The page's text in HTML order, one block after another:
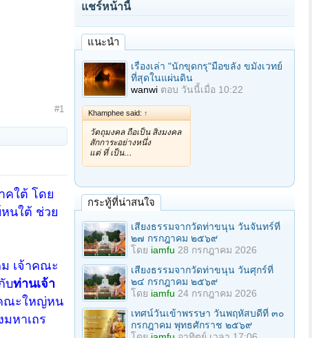
#1
คใต้ โดย
นใต้ ช่วย
เจ้าคณะ
บท่านเจ้า
ณะใหญ่หน
หาเถร
แชร์หน้านี้
แนะนำ
เรื่องเล่า "นักขุดกรุ"มือขลัง ขมังเวทย์
ที่สุดในแผ่นดิน
wanwi ตอบ วันนี้เมื่อ 10:22
Khamphee said: ↑
วัตถุมงคล ถือเป็น สิ่งมงคล
สักการะอย่างหนึ่ง
แต่ ที่ เป็น…
กระทู้ที่น่าสนใจ
เสียงธรรมจากวัดท่าขนุน วันจันทร์ที่
๒๗ กรกฎาคม ๒๕๖๙
โดย iamfu 28 กรกฎาคม 2026
เสียงธรรมจากวัดท่าขนุน วันศุกร์ที่
๒๔ กรกฎาคม ๒๕๖๙
โดย iamfu 24 กรกฎาคม 2026
เทศน์วันเข้าพรรษา วันพฤหัสบดีที่ ๓๐
กรกฎาคม พุทธศักราช ๒๕๖๙